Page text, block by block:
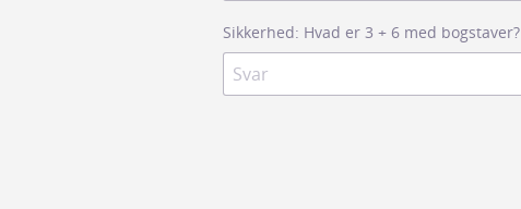
Sikkerhed: Hvad er 3 + 6 med bogstaver?